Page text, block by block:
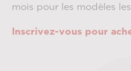
mois pour les modèles
Inscrivez-vous pour